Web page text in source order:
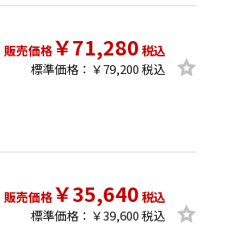
販売価格￥71,280税込
標準価格：￥79,200 税込
販売価格￥35,640税込
標準価格：￥39,600 税込